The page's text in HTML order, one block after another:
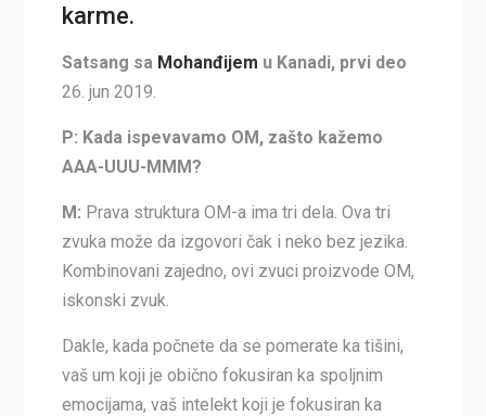
karme.
Satsang sa Mohanđijem u Kanadi, prvi deo
26. jun 2019.
P: Kada ispevavamo OM, zašto kažemo
AAA-UUU-MMM?
M: Prava struktura OM-a ima tri dela. Ova tri
zvuka može da izgovori čak i neko bez jezika.
Kombinovani zajedno, ovi zvuci proizvode OM,
iskonski zvuk.
Dakle, kada počnete da se pomerate ka tišini,
vaš um koji je obično fokusiran ka spoljnim
emocijama, vaš intelekt koji je fokusiran ka